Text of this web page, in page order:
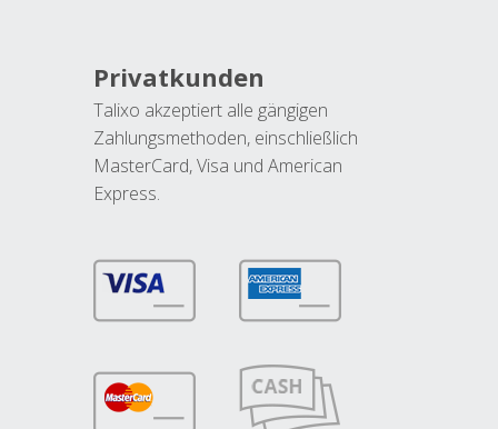
Privatkunden
Talixo akzeptiert alle gängigen
Zahlungsmethoden, einschließlich
MasterCard, Visa und American
Express.